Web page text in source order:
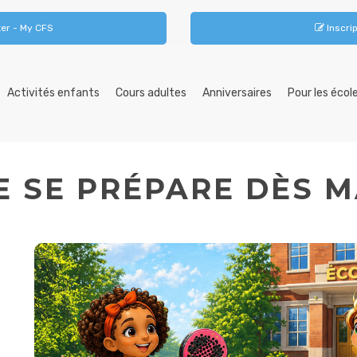
- My CFS
Activités enfants Cours adultes Anniversaires Pour les
SE PRÉPARE DÈS